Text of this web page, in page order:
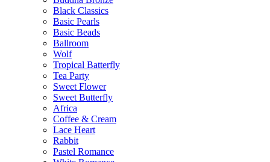
Black Classics
Basic Pearls
Basic Beads
Ballroom
Wolf
Tropical Batterfly
Tea Party
Sweet Flower
Sweet Butterfly
Africa
Coffee & Cream
Lace Heart
Rabbit
Pastel Romance